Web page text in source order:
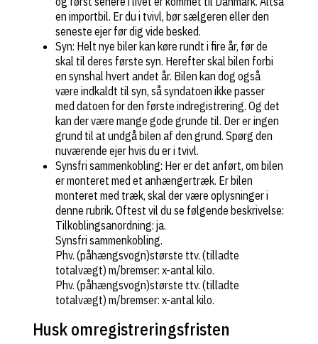
en importbil. Er du i tvivl, bør sælgeren eller den
seneste ejer før dig vide besked.
Syn: Helt nye biler kan køre rundt i fire år, før de
skal til deres første syn. Herefter skal bilen forbi
en synshal hvert andet år. Bilen kan dog også
være indkaldt til syn, så syndatoen ikke passer
med datoen for den første indregistrering. Og det
kan der være mange gode grunde til. Der er ingen
grund til at undgå bilen af den grund. Spørg den
nuværende ejer hvis du er i tvivl.
Synsfri sammenkobling: Her er det anført, om bilen
er monteret med et anhængertræk. Er bilen
monteret med træk, skal der være oplysninger i
denne rubrik. Oftest vil du se følgende beskrivelse:
Tilkoblingsanordning: ja.
Synsfri sammenkobling.
Phv. (påhængsvogn)største ttv. (tilladte
totalvægt) m/bremser: x-antal kilo.
Phv. (påhængsvogn)største ttv. (tilladte
totalvægt) m/bremser: x-antal kilo.
Husk omregistreringsfristen